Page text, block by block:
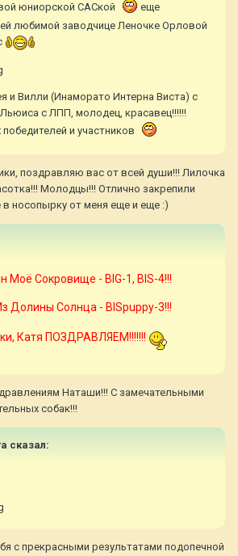
юниорской САСкой
еще
любимой заводчице Леночке Орловой
и Вилли (Инаморато Интерна Виста) с
с ЛПП, молодец, красавец!!!!!!
и участников
поздравляю вас от всей души!!! Лилочка
Молодцы!!! Отлично закрепили
носопырку от меня еще и еще :)
Моё Сокровищe - BIG-1, BIS-4!!!
Долины Солнца - BISpuppy-3!!!
Катя ПОЗДРАВЛЯEМ!!!!!!!
Наташи!!! С замечательными
собак!!!
сказал:
с прекрасными результатами подопечной